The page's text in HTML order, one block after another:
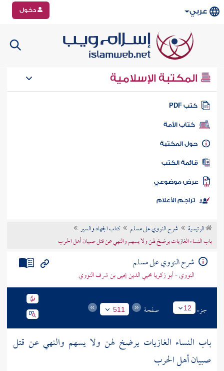
عربي دخول
المكتبة الإسلامية
كتب PDF
كتاب الأمة
المكتبة
الكتب
موضوعي
تراجم الأعلام
الرئيسية شرح النووي على مسلم
كتاب الجهاد والسير
باب النساء الغازيات يرضخ لهن ولا يسهم والنهي عن قتل صبيان أهل الحرب
شرح النووي على مسلم
النووي - أبو زكريا محيي الدين يحيى بن شرف النووي
جزء 12 صفحة 511
باب النساء الغازيات يرضخ لهن ولا يسهم والنهي عن قتل
صبيان أهل الحرب